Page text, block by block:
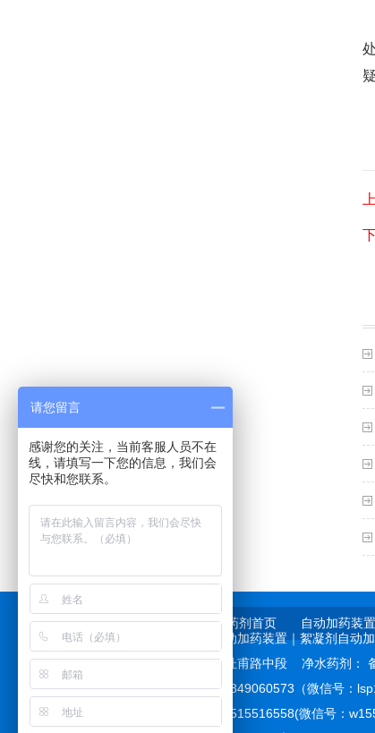
药剂首页 自动加药装置
主营产品：
自动加药装置｜絮凝剂自动
公司地址：河南省巩义市杜甫路中段 净水药剂：
联系人：李经理 手机：13849060573（微信号：
联系人：魏女士 手机：15515516558(微信号：
请您留言
感谢您的关注，当前客服人员不在
线，请填写一下您的信息，我们会
尽快和您联系。